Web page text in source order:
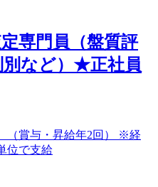
専門員（盤質評
など）★正社員
（賞与・昇給年2回） ※経
位で支給